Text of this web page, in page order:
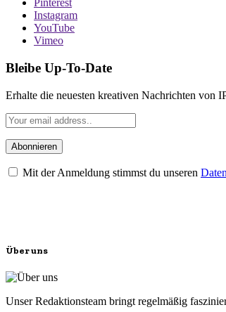
Pinterest
Instagram
YouTube
Vimeo
Bleibe Up-To-Date
Erhalte die neuesten kreativen Nachrichten von
Mit der Anmeldung stimmst du unseren
Über uns
Unser Redaktionsteam bringt regelmäßig